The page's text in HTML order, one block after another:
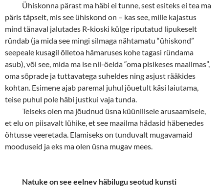
Ühiskonna pärast ma häbi ei tunne, sest esiteks ei tea ma
päris täpselt, mis see ühiskond on – kas see, mille kajastus
mind tänaval jalutades R-kioski külge riputatud lipukeselt
ründab (ja mida see mingi silmaga nähtamatu “ühiskond”
seepeale kusagil õlletoa hämaruses kohe tagasi ründama
asub), või see, mida ma ise nii-öelda “oma pisikeses maailmas”,
oma sõprade ja tuttavatega suheldes ning asjust rääkides
kohtan. Esimene ajab paremal juhul jõuetult käsi laiutama,
teise puhul pole häbi justkui vaja tunda.
Teiseks olen ma jõudnud üsna küünilisele arusaamisele,
et elu on piisavalt lühike, et see maailma hädasid häbenedes
õhtusse veeretada. Elamiseks on tunduvalt mugavamaid
mooduseid ja eks ma olen üsna mugav mees.
Natuke on see eelnev häbilugu seotud kunsti